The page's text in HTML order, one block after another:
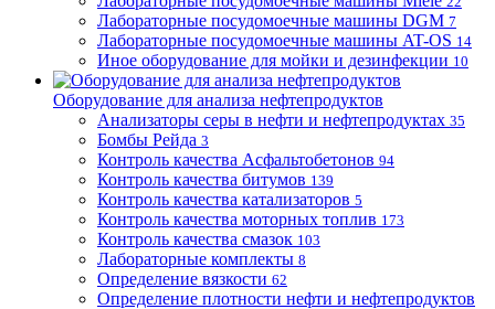
Лабораторные посудомоечные машины DGM 7
Лабораторные посудомоечные машины AT-OS 14
Иное оборудование для мойки и дезинфекции 10
Оборудование для анализа нефтепродуктов
Анализаторы серы в нефти и нефтепродуктах 35
Бомбы Рейда 3
Контроль качества Асфальтобетонов 94
Контроль качества битумов 139
Контроль качества катализаторов 5
Контроль качества моторных топлив 173
Контроль качества смазок 103
Лабораторные комплекты 8
Определение вязкости 62
Определение плотности нефти и нефтепродуктов